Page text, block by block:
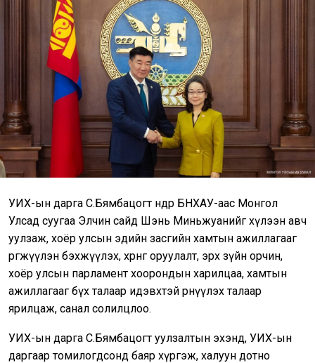
УИХ-ын дарга С.Бямбацогт өнөөдөр БНХАУ-аас Монгол
Улсад суугаа Элчин сайд Шэнь Миньжуанийг хүлээн авч
уулзаж, хоёр улсын эдийн засгийн хамтын ажиллагааг
өргөжүүлэн бэхжүүлэх, хөрөнгө оруулалт, эрх зүйн орчин,
хоёр улсын парламент хоорондын харилцаа, хамтын
ажиллагааг бүх талаар идэвхтэй өрнүүлэх талаар
ярилцаж, санал солилцлоо.
УИХ-ын дарга С.Бямбацогт уулзалтын эхэнд, УИХ-ын
даргаар томилогдсонд баяр хүргэж, халуун дотно